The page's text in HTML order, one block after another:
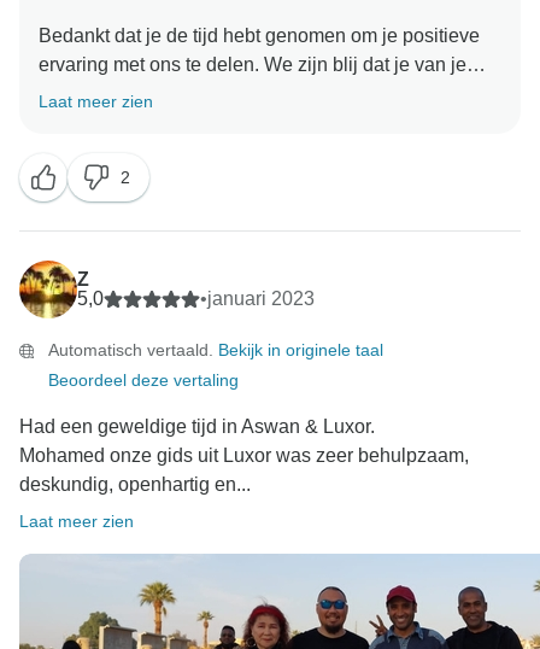
Bedankt dat je de tijd hebt genomen om je positieve
ervaring met ons te delen. We zijn blij dat je van je
avontuur hebt genoten. Je feedback heeft onze dag
je hier binnenkort weer te mogen verwelkomen
Oude Egypte Tours Team
Laat meer zien
2
Z
5,0
•januari 2023
Automatisch vertaald. Bekijk in originele taal
Beoordeel deze vertaling
Had een geweldige tijd in Aswan & Luxor.
Mohamed onze gids uit Luxor was zeer behulpzaam,
deskundig, openhartig en...
Laat meer zien